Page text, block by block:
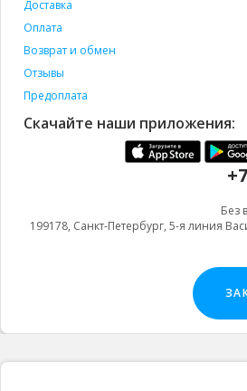
Доставка
Оплата
Возврат и обмен
Отзывы
Предоплата
Скачайте наши приложения:
Без
199178, Санкт-Петербург, 5-я линия